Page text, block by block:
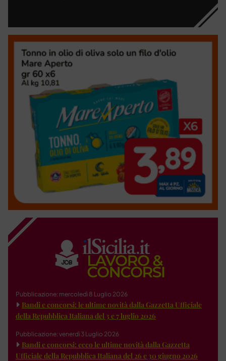
Pubblicazione: mercoledì 8 Luglio 2026
Bandi e concorsi: le ultime novità dalla Gazzetta Ufficiale
della Repubblica Italiana del 3 e 7 luglio 2026
Pubblicazione: venerdì 3 Luglio 2026
Bandi e concorsi: ecco le ultime novità dalla Gazzetta
Ufficiale della Repubblica Italiana del 26 e 30 giugno 2026